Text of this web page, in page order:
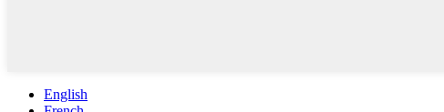
English